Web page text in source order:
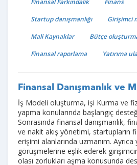
Finansal Farkındalık Finans
Startup danışmanlığı
Girişimci
Mali Kaynaklar
Bütçe
Finansal raporlama
Yatırıma
Finansal Danışmanlık ve
İş Modeli oluşturma, işi Kurma ve
yapma konularında başlangıç
Sonrasında finansal danışmanlık,
ve nakit akış yönetimi, startupların
erişimi alanlarında uzmanım. Ayrıca
görüşmelerine eşlik ederek
olası zorlukları aşma konusunda